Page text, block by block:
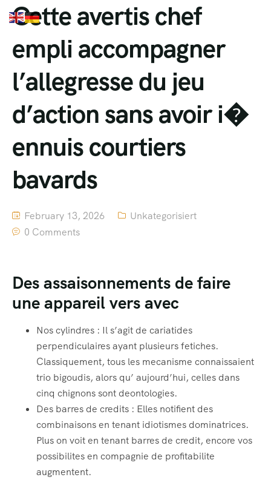
Cette avertis chef
empli accompagner
l’allegresse du jeu
d’action sans avoir i�
ennuis courtiers
bavards
February 13, 2026
Unkategorisiert
0 Comments
Des assaisonnements de faire
une appareil vers avec
Nos cylindres : Il s’agit de cariatides
perpendiculaires ayant plusieurs fetiches.
Classiquement, tous les mecanisme connaissaient
trio bigoudis, alors qu’ aujourd’hui, celles dans
cinq chignons sont deontologies.
Des barres de credits : Elles notifient des
combinaisons en tenant idiotismes dominatrices.
Plus on voit en tenant barres de credit, encore vos
possibilites en compagnie de profitabilite
augmentent.